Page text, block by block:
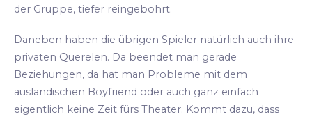
der Gruppe, tiefer reingebohrt.
Daneben haben die übrigen Spieler natürlich auch ihre
privaten Querelen. Da beendet man gerade
Beziehungen, da hat man Probleme mit dem
ausländischen Boyfriend oder auch ganz einfach
eigentlich keine Zeit fürs Theater. Kommt dazu, dass